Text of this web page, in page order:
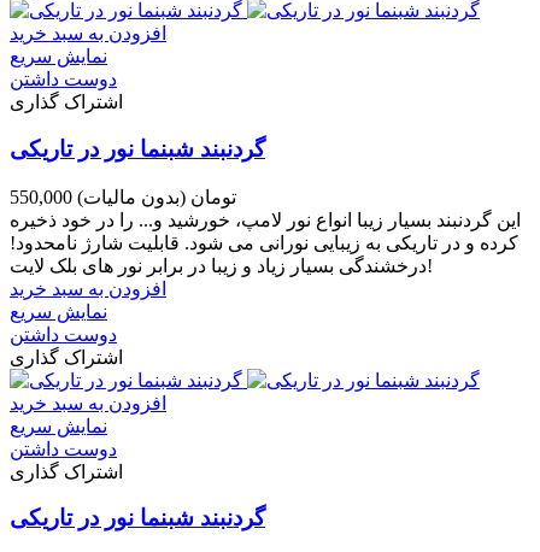
افزودن به سبد خرید
نمایش سریع
دوست داشتن
اشتراک گذاری
گردنبند شبنما نور در تاریکی
550,000 تومان (بدون مالیات)
این گردنبند بسیار زیبا انواع نور لامپ، خورشید و... را در خود ذخیره
کرده و در تاریکی به زیبایی نورانی می شود. قابلیت شارژ نامحدود!
درخشندگی بسیار زیاد و زیبا در برابر نور های بلک لایت!
افزودن به سبد خرید
نمایش سریع
دوست داشتن
اشتراک گذاری
افزودن به سبد خرید
نمایش سریع
دوست داشتن
اشتراک گذاری
گردنبند شبنما نور در تاریکی